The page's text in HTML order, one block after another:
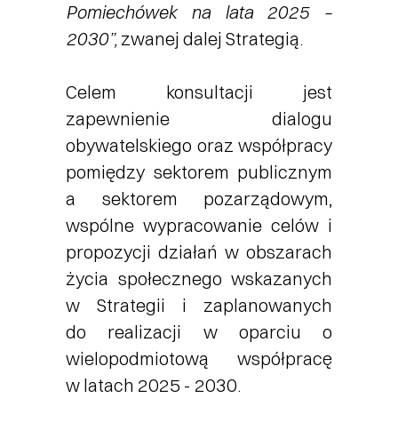
Pomiechówek na lata 2025 –
2030”, zwanej dalej Strategią.
Celem konsultacji jest
zapewnienie dialogu
obywatelskiego oraz współpracy
pomiędzy sektorem publicznym
a sektorem pozarządowym,
wspólne wypracowanie celów i
propozycji działań w obszarach
życia społecznego wskazanych
w Strategii i zaplanowanych
do realizacji w oparciu o
wielopodmiotową współpracę
w latach 2025 - 2030.